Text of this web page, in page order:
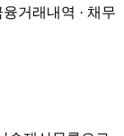
거래내역 · 채무